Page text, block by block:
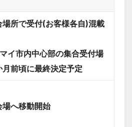
場所で受付(お客様各自)混載
イ市内中心部の集合受付場
月前頃に最終決定予定
場へ移動開始